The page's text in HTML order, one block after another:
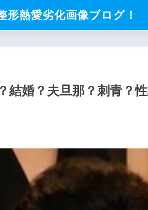
形熱愛劣化画像ブログ！
結婚？夫旦那？刺青？